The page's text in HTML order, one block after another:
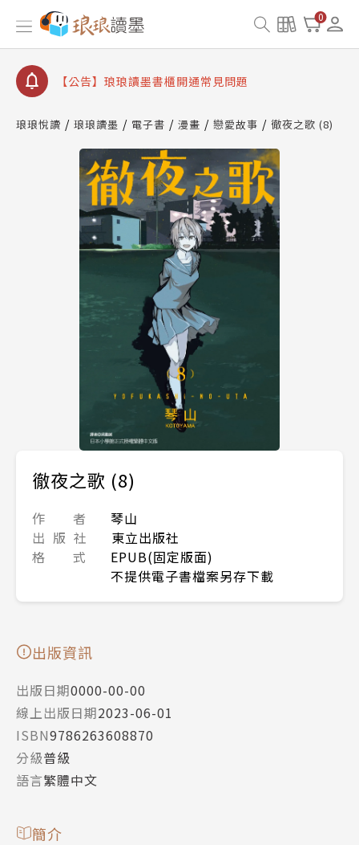
0
【公告】琅琅讀墨數位閱讀資產合併與書櫃開通申請
【公告】琅琅讀墨 3 分鐘完成書櫃開通與資產合併申
【公告】琅琅書店服務升級重要說明及資產合併結果
查詢
【公告】琅琅讀墨數位閱讀資產合併與書櫃開通申請
琅琅悅讀 琅琅讀墨 電子書 漫畫 戀愛故事 徹夜之歌 (8)
徹夜之歌 (8)
作 者
琴山
出 版 社
東立出版社
格 式
EPUB(固定版面)
不提供電子書檔案另存下載
出版資訊
出版日期0000-00-00
線上出版日期2023-06-01
ISBN9786263608870
分級普級
語言繁體中文
簡介